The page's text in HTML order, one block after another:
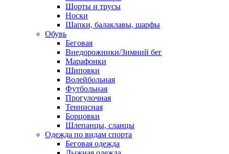
Шорты и трусы
Носки
Шапки, балаклавы, шарфы
Обувь
Беговая
Внедорожники/Зимний бег
Марафонки
Шиповки
Волейбольная
Футбольная
Прогулочная
Теннисная
Борцовки
Шлепанцы, сланцы
Одежда по видам спорта
Беговая одежда